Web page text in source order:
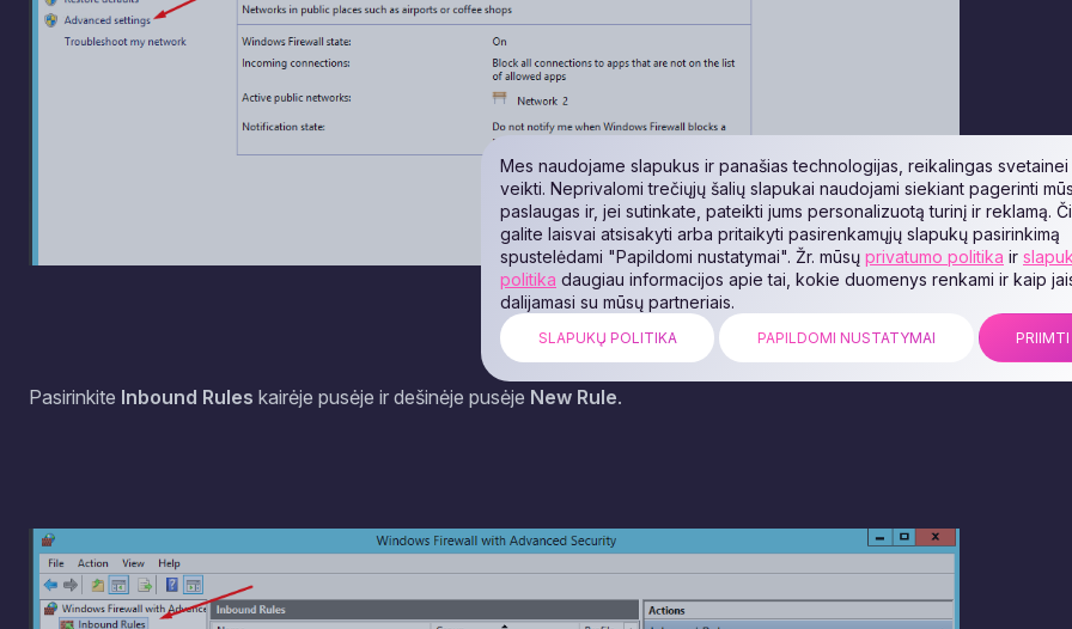
Pasirinkite Inbound Rules kairėje pusėje ir dešinėje pusėje New Rule.
Mes naudojame slapukus ir panašias technologijas, reikalingas svetainei
veikti. Neprivalomi trečiųjų šalių slapukai naudojami siekiant pagerinti
paslaugas ir, jei sutinkate, pateikti jums personalizuotą turinį ir reklamą.
galite laisvai atsisakyti arba pritaikyti pasirenkamųjų slapukų pasirinkimą
spustelėdami "Papildomi nustatymai". Žr. mūsų privatumo politika ir
politika daugiau informacijos apie tai, kokie duomenys renkami ir kaip
dalijamasi su mūsų partneriais.
SLAPUKŲ POLITIKA PAPILDOMI NUSTATYMAI PRIIMTI